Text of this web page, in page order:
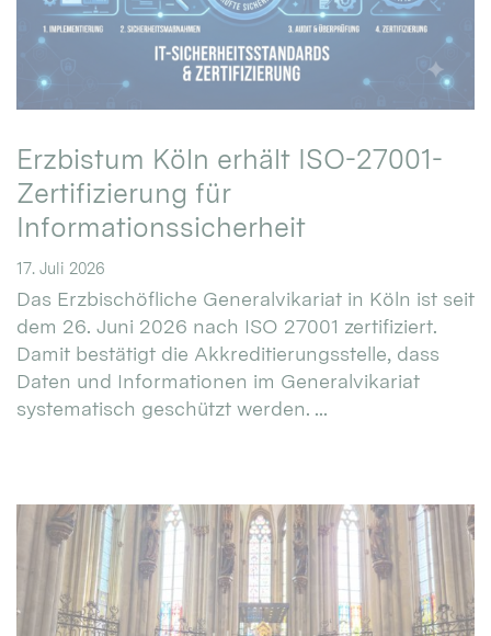
Erzbistum Köln erhält ISO-27001-
Zertifizierung für
Informationssicherheit
17. Juli 2026
Das Erzbischöfliche Generalvikariat in Köln ist seit
dem 26. Juni 2026 nach ISO 27001 zertifiziert.
Damit bestätigt die Akkreditierungsstelle, dass
Daten und Informationen im Generalvikariat
systematisch geschützt werden. ...